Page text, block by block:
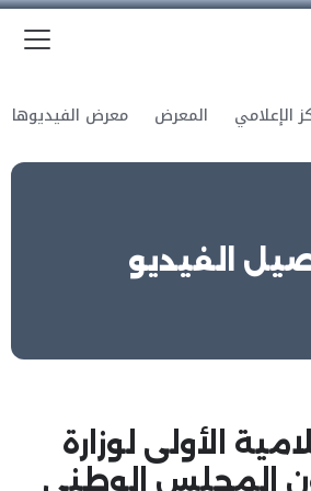
الإعلامي المعرض معرض الفيديوهات
الفيديو
الأولى لوزارة
المجلس الوطني